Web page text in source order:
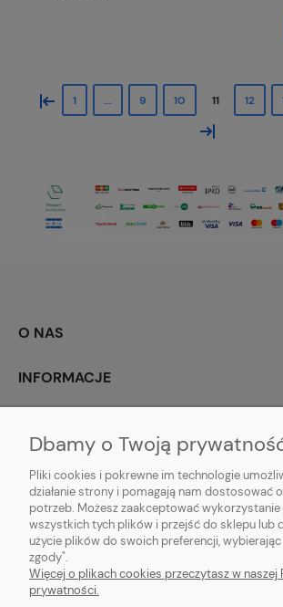
« 1 ... 9 10 11 12
»
O NAS
INFORMACJE
POMOC
Hurtownia kosmetyczna Zby-Mal | ul.
Wlkp. | NIP: 5992806699 | Tel.698 35 12 13|
Dbamy o Twoją
Pliki cookies i pokrewne im technologie
działanie strony i pomagają nam dostosować
potrzeb. Możesz zaakceptować wykorzystanie
wszystkich tych plików i przejść do sklepu lub
użycie plików do swoich preferencji,
zgody".
Więcej o plikach cookies przeczytasz w naszej
prywatności.